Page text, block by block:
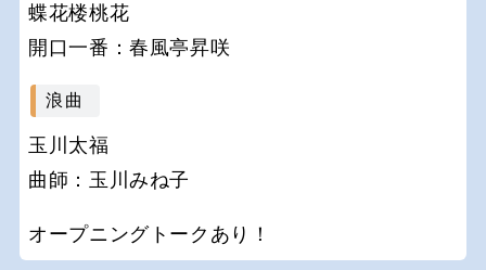
蝶花楼桃花
開口一番：春風亭昇咲
浪曲
玉川太福
曲師：玉川みね子
オープニングトークあり！